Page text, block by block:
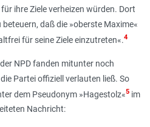
ihre Ziele verheizen würden. Dort
beteuern, daß die »oberste Maxime«
für seine Ziele einzutreten«.4
NPD fanden mitunter noch
Partei offiziell verlauten ließ. So
dem Pseudonym »Hagestolz«5im
Nachricht: